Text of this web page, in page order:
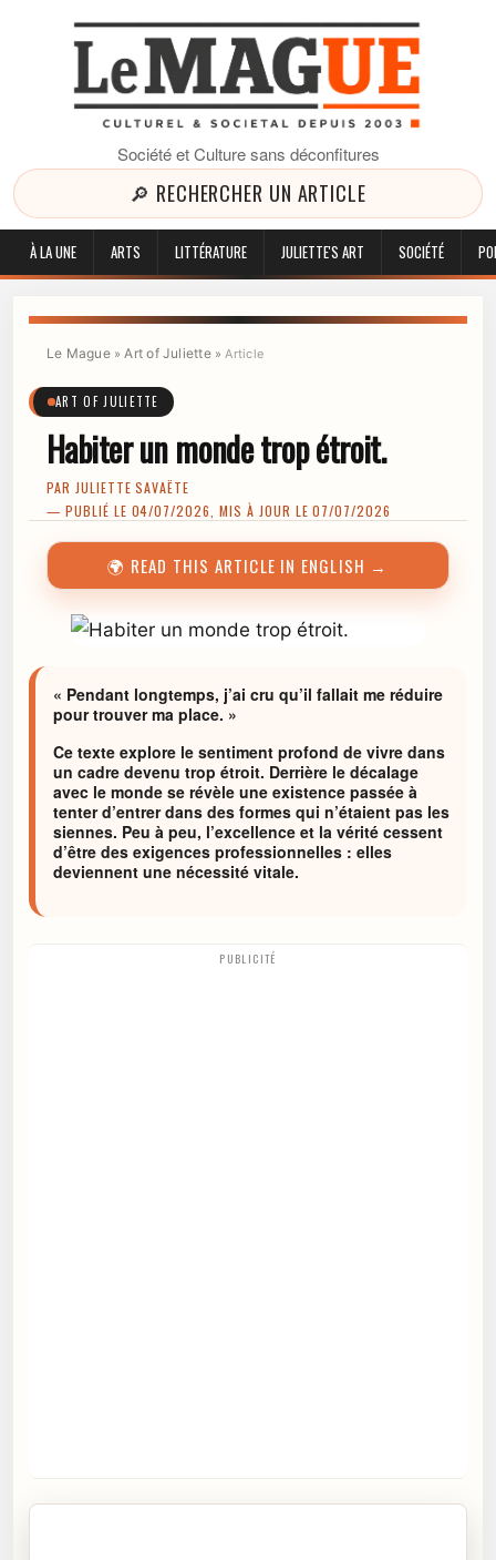
Société et Culture sans déconfitures
🔎 RECHERCHER UN ARTICLE
À LA UNE ARTS LITTÉRATURE JULIETTE'S ART SOCIÉTÉ
Le Mague»Art of Juliette »Article
ART OF JULIETTE
Habiter un monde trop étroit.
PAR JULIETTE SAVAËTE
— PUBLIÉ LE 04/07/2026, MIS À JOUR LE 07/07/2026
🌍 READ THIS ARTICLE IN ENGLISH →
« Pendant longtemps, j’ai cru qu’il fallait me réduire
pour trouver ma place. »
Ce texte explore le sentiment profond de vivre dans
un cadre devenu trop étroit. Derrière le décalage
avec le monde se révèle une existence passée à
tenter d’entrer dans des formes qui n’étaient pas les
siennes. Peu à peu, l’excellence et la vérité cessent
d’être des exigences professionnelles : elles
deviennent une nécessité vitale.
PUBLICITÉ